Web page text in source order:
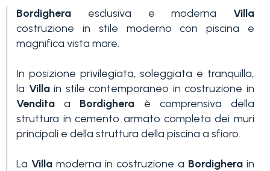
Bordighera esclusiva e moderna Villa
costruzione in stile moderno con piscina e
magnifica vista mare.
In posizione privilegiata, soleggiata e tranquilla,
la Villain stile contemporaneo in costruzione in
Vendita a Bordighera è comprensiva della
struttura in cemento armato completa dei muri
principali e della struttura della piscina a sfioro.
La Villa moderna in costruzione a Bordigherain
Camere
minime
Qualsiasi